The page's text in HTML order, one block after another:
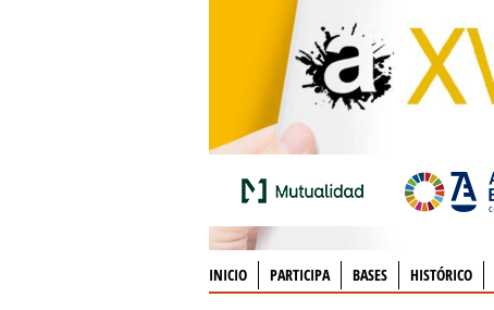
INICIO PARTICIPA BASES HISTÓRICO